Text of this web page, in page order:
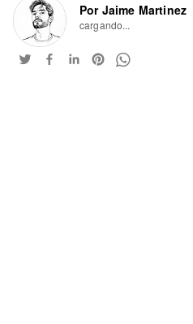
Por Jaime Martinez
cargando...